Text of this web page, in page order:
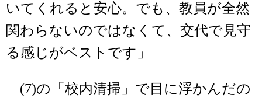
いてくれると安心。でも、教員が全然
関わらないのではなくて、交代で見守
る感じがベストです」
(7)の「校内清掃」で目に浮かんだの